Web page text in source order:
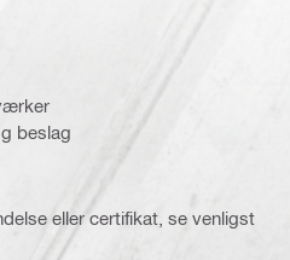
beslag
eller certifikat, se venligst